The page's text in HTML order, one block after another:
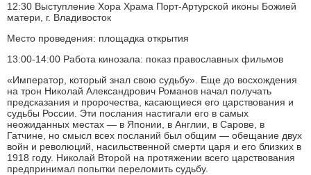
12:30 Выступление Хора Храма Порт-Артурской иконы Божией
матери, г. Владивосток
Место проведения: площадка открытия
13:00-14:00 Работа кинозала: показ православных фильмов
«Император, который знал свою судьбу». Еще до восхождения
на трон Николай Александрович Романов начал получать
предсказания и пророчества, касающиеся его царствования и
судьбы России. Эти послания настигали его в самых
неожиданных местах — в Японии, в Англии, в Сарове, в
Гатчине, но смысл всех посланий был общим — обещание двух
войн и революций, насильственной смерти царя и его близких в
1918 году. Николай Второй на протяжении всего царствования
предпринимал попытки переломить судьбу.